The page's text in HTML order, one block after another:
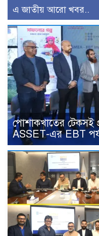
এ জাতীয় আরো খবর..
পোশাকখাতের টেকসই
ASSET-এর EBT